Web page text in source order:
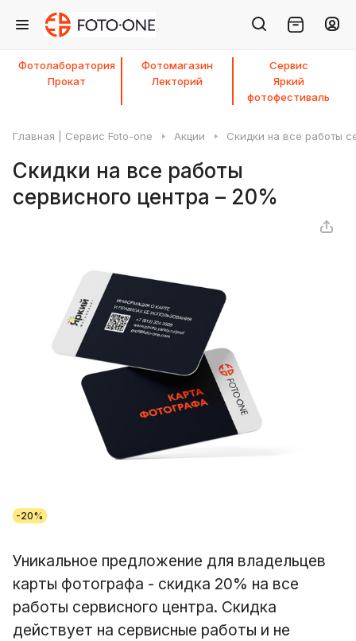
Фотолаборатория Фотомагазин
Сервис
Прокат
Лекторий
Яркий
фотофестиваль
Главная | Сервис Foto-one Акции Скидки на все работы
Скидки на все работы
сервисного центра – 20%
-20%
Уникальное предложение для владельцев
карты фотографа - скидка 20% на все
работы сервисного центра. Скидка
действует на сервисные работы и не